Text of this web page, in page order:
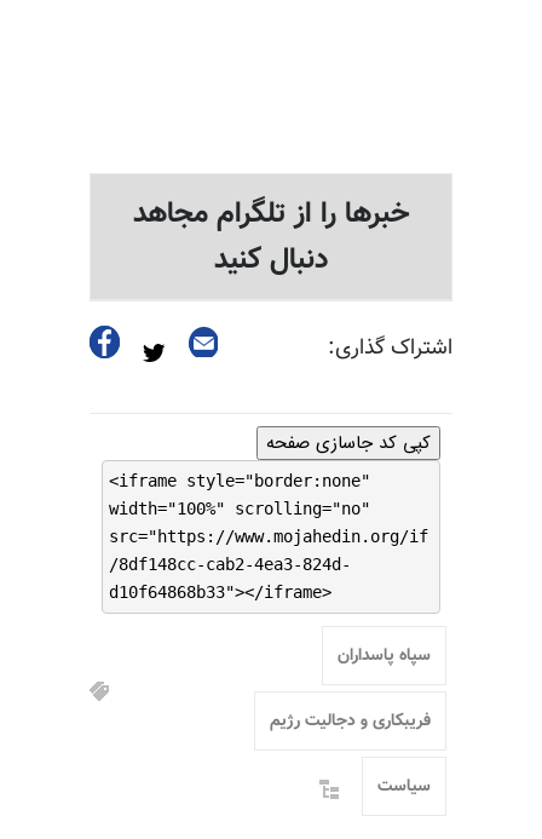
خبرها را از تلگرام مجاهد
دنبال کنید
اشتراک گذاری:
کپی کد جاسازی صفحه
<iframe style="border:none"
width="100%" scrolling="no"
src="https://www.mojahedin.org/if
/8df148cc-cab2-4ea3-824d-
d10f64868b33"></iframe>
سپاه پاسداران
فریبکاری و دجالیت رژیم
سیاست